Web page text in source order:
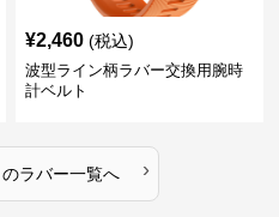
¥2,460 (税込)
波型ライン柄ラバー交換用腕時
計ベルト
のラバー一覧へ ›